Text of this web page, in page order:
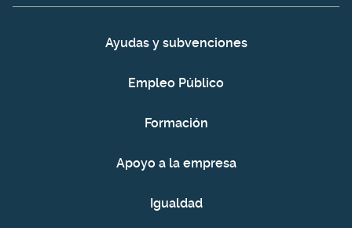
Ayudas y subvenciones
Empleo Público
Formación
Apoyo a la empresa
Igualdad